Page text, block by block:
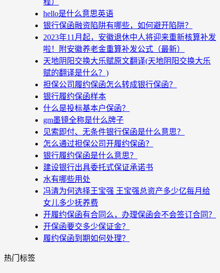
程）
hello是什么意思英语
银行保函融资陷阱有哪些，如何避开陷阱？
2023年11月起，安徽退休中人将迎来重新核算补发
啦！附安徽养老金重算补发公式（最新）
天地阴阳交换大乐赋原文翻译(天地阴阳交换大乐
赋的翻译是什么？)
担保公司履约保函怎么转成银行保函？
银行履约保函样本
什么是投标基本户保函？
gm墨镜全称是什么牌子
见索即付、无条件银行保函是什么意思？
怎么通过担保公司开履约保函？
银行履约保函是什么意思？
建设银行出具委托式保证承诺书
水有哪些用处
冯清为何选择王宝强 王宝强总资产多少亿每月给
女儿多少抚养费
开履约保函有合同么，办理保函会不会签订合同？
开保函要交多少保证金？
履约保函到期如何处理？
热门标签